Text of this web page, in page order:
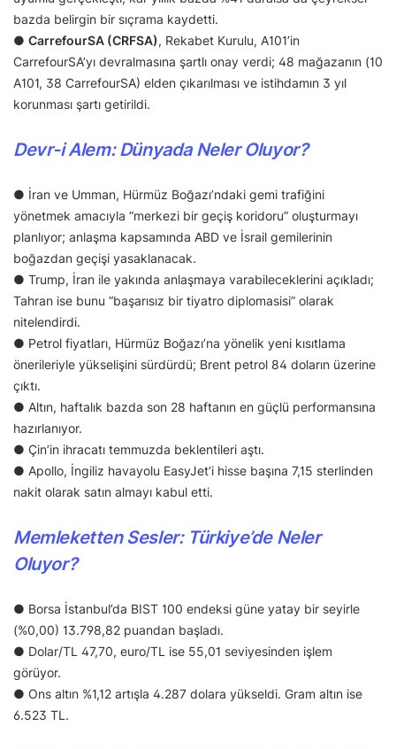
bazda belirgin bir sıçrama kaydetti.
● CarrefourSA (CRFSA), Rekabet Kurulu, A101’in
CarrefourSA’yı devralmasına şartlı onay verdi; 48 mağazanın (10
A101, 38 CarrefourSA) elden çıkarılması ve istihdamın 3 yıl
korunması şartı getirildi.
Devr-i Alem: Dünyada Neler Oluyor?
● İran ve Umman, Hürmüz Boğazı’ndaki gemi trafiğini
yönetmek amacıyla “merkezi bir geçiş koridoru” oluşturmayı
planlıyor; anlaşma kapsamında ABD ve İsrail gemilerinin
boğazdan geçişi yasaklanacak.
● Trump, İran ile yakında anlaşmaya varabileceklerini açıkladı;
Tahran ise bunu “başarısız bir tiyatro diplomasisi” olarak
nitelendirdi.
● Petrol fiyatları, Hürmüz Boğazı’na yönelik yeni kısıtlama
önerileriyle yükselişini sürdürdü; Brent petrol 84 doların üzerine
çıktı.
● Altın, haftalık bazda son 28 haftanın en güçlü performansına
hazırlanıyor.
● Çin’in ihracatı temmuzda beklentileri aştı.
● Apollo, İngiliz havayolu EasyJet’i hisse başına 7,15 sterlinden
nakit olarak satın almayı kabul etti.
Memleketten Sesler: Türkiye’de Neler
Oluyor?
● Borsa İstanbul’da BIST 100 endeksi güne yatay bir seyirle
(%0,00) 13.798,82 puandan başladı.
● Dolar/TL 47,70, euro/TL ise 55,01 seviyesinden işlem
görüyor.
● Ons altın %1,12 artışla 4.287 dolara yükseldi. Gram altın ise
6.523 TL.